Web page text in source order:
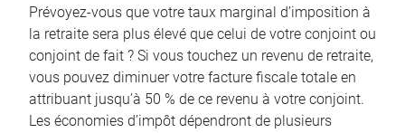
Prévoyez-vous que votre taux marginal d’imposition à
la retraite sera plus élevé que celui de votre conjoint ou
conjoint de fait ? Si vous touchez un revenu de retraite,
vous pouvez diminuer votre facture fiscale totale en
attribuant jusqu’à 50 % de ce revenu à votre conjoint.
Les économies d’impôt dépendront de plusieurs